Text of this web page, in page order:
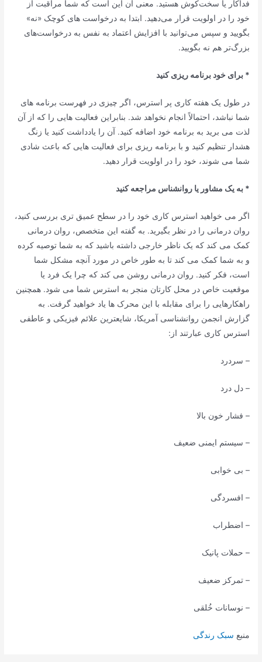
فداکار یا سخت‌کوش هستید. معنی آن این است که شما مراقبت از
خود را در اولویت قرار می‌دهید. ابتدا به درخواست های کوچک «نه»
بگویید و سپس می‌توانید با افزایش اعتماد به نفس به درخواست‌های
بزرگ‌تر هم نه بگویید.
* برای خود برنامه ریزی کنید
در طول یک هفته کاری پر استرس، اگر چیزی در فهرست برنامه های
شما نباشد، احتمالاً انجام نخواهد شد. بنابراین فعالیت هایی را که از آن
لذت می برید به برنامه خود اضافه کنید. آن را یادداشت کنید یا زنگ
هشدار تنظیم کنید و با برنامه ریزی برای فعالیت هایی که باعث شادی
شما می شوند، خود را در اولویت قرار دهید.
* به یک مشاور یا روانشناس مراجعه کنید
اگر می خواهید استرس کاری خود را در سطح عمیق تری بررسی کنید،
روان درمانی را در نظر بگیرید. به گفته این متخصص، روان درمانی
کمک می کند که یک ناظر خارجی داشته باشید که به شما توصیه کرده
و به شما کمک می کند تا به طور خاص در مورد آنچه مشکل شما
است، فکر کنید. روان درمانی روشن می کند که چرا یک فرد یا
موقعیت خاص در محل کارتان منجر به استرس شما می شود. همچنین
راهکارهایی را برای مقابله با این محرک ها یاد خواهید گرفت. به
گزارش انجمن روانشناسی آمریکا، شایعترین علائم فیزیکی و عاطفی
استرس کاری عبارتند از:
– سردرد
– دل درد
– فشار خون بالا
– سیستم ایمنی ضعیف
– بی خوابی
– افسردگی
– اضطراب
– حملات پانیک
– تمرکز ضعیف
– نوسانات خُلقی
منبع سبک رندگی